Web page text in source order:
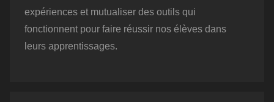
expériences et mutualiser des outils qui
fonctionnent pour faire réussir nos élèves dans
leurs apprentissages.